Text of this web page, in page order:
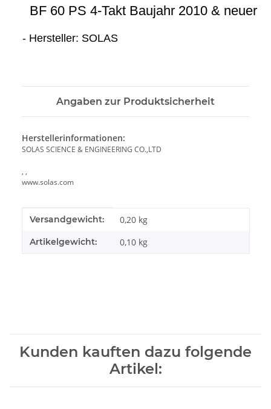
BF 60 PS 4-Takt Baujahr 2010 & neuer
- Hersteller: SOLAS
Angaben zur Produktsicherheit
Herstellerinformationen:
SOLAS SCIENCE & ENGINEERING CO.,LTD
, ,
www.solas.com
Produkteigenschaft
Wert
Versandgewicht: 0,20 kg
Artikelgewicht: 0,10 kg
Kunden kauften dazu folgende
Artikel: